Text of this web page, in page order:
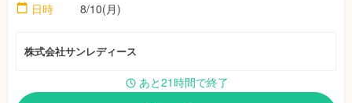
日時
8/10(月)
株式会社サンレディース
あと21時間で終了